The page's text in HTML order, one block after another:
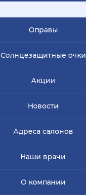
Оправы
Солнцезащитные очки
Акции
Новости
Адреса салонов
Наши врачи
О компании